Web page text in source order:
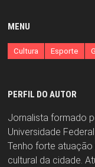
MENU
Cultura Esporte
PERFIL DO AUTOR
Jornalista formado
Universidade
Tenho forte
cultural da cidade.